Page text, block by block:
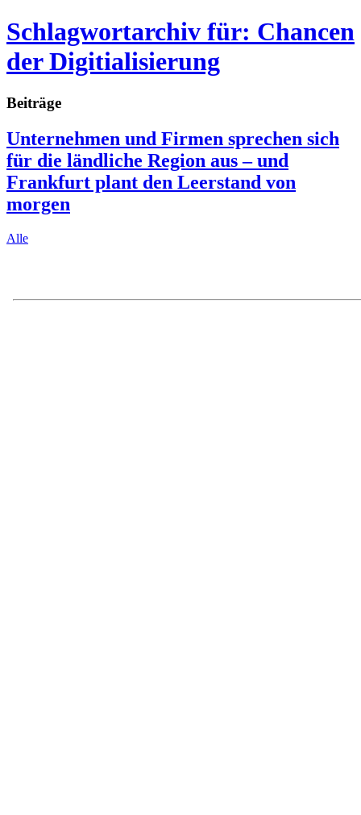
Schlagwortarchiv für: Chancen
der Digitialisierung
Beiträge
Unternehmen und Firmen sprechen sich
für die ländliche Region aus – und
Frankfurt plant den Leerstand von
morgen
Alle